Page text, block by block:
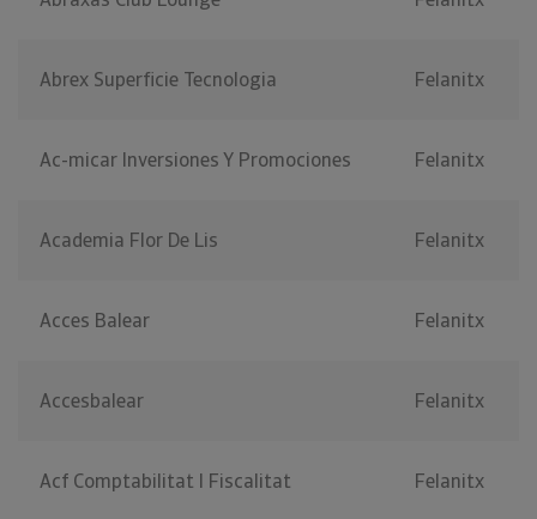
Abrex Superficie Tecnologia Felanitx
Ac-micar Inversiones Y Promociones Felanitx
Academia Flor De Lis Felanitx
Acces Balear Felanitx
Accesbalear Felanitx
Acf Comptabilitat I Fiscalitat Felanitx